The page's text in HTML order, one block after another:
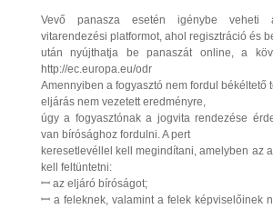
Vevő panasza esetén igénybe veheti
vitarendezési platformot, ahol regisztráció és
után nyújthatja be panaszát online, a
http://ec.europa.eu/odr
Amennyiben a fogyasztó nem fordul békéltető
eljárás nem vezetett eredményre,
úgy a fogyasztónak a jogvita rendezése
van bírósághoz fordulni. A pert
keresetlevéllel kell megindítani, amelyben az
kell feltüntetni:
ꟷ az eljáró bíróságot;
ꟷ a feleknek, valamint a felek képviselőinek